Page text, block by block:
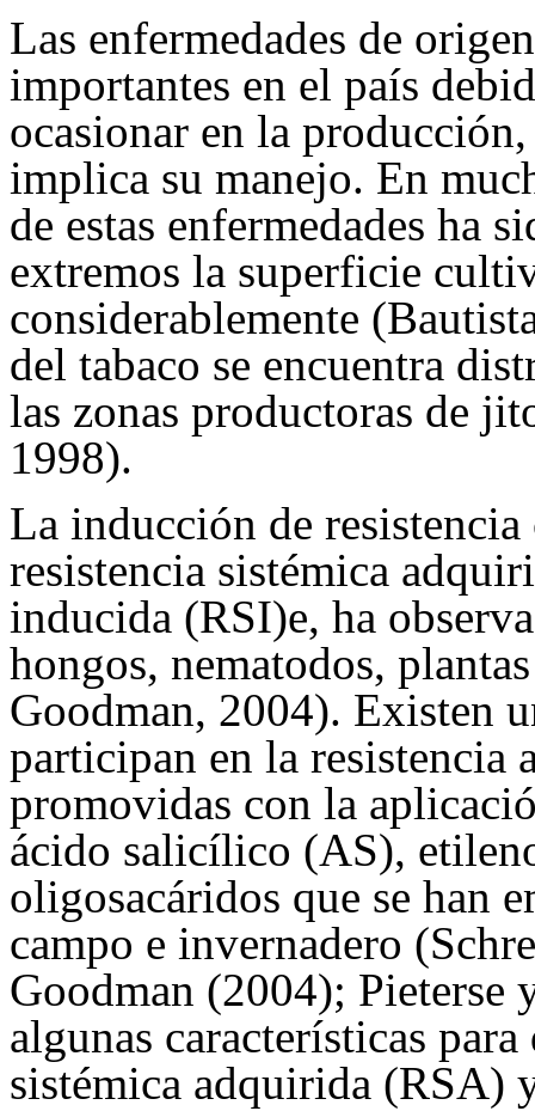
Las enfermedades de
importantes en el país
ocasionar en la
implica su manejo. En
de estas enfermedades ha
extremos la superficie
considerablemente
del tabaco se encuentra
las zonas productoras de
1998).
La inducción de
resistencia sistémica
inducida (RSI)e, ha
hongos, nematodos,
Goodman, 2004). Existen
participan en la resistencia
promovidas con la
ácido salicílico (AS),
oligosacáridos que se han
campo e invernadero
Goodman (2004); Pieterse
algunas características
sistémica adquirida (RSA)